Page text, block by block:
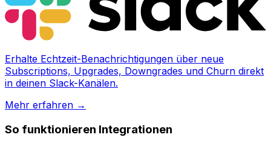
Erhalte Echtzeit-Benachrichtigungen über neue
Subscriptions, Upgrades, Downgrades und Churn direkt
in deinen Slack-Kanälen.
Mehr erfahren →
So funktionieren Integrationen